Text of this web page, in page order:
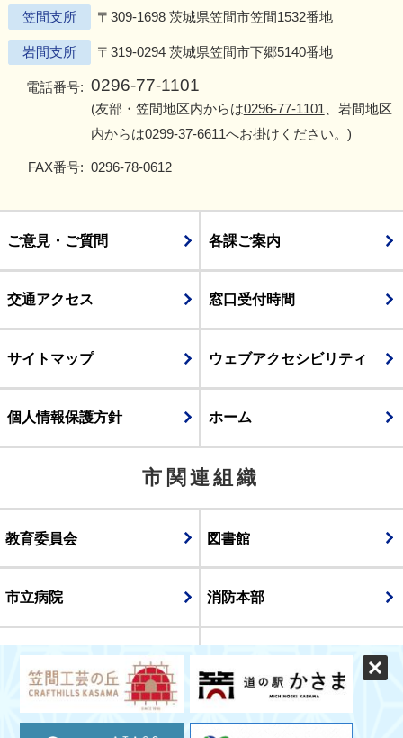
笠間支所 〒309-1698 茨城県笠間市笠間1532番地
岩間支所 〒319-0294 茨城県笠間市下郷5140番地
電話番号: 0296-77-1101
(友部・笠間地区内からは0296-77-1101 、岩間地区
内からは0299-37-6611へお掛けください。)
FAX番号: 0296-78-0612
ご意見・ご質問 各課ご案内
交通アクセス 窓口受付時間
サイトマップ ウェブアクセシビリティ
個人情報保護方針 ホーム
市関連組織
教育委員会 図書館
市立病院 消防本部
議会
表示 スマートフォン版 パソコン版